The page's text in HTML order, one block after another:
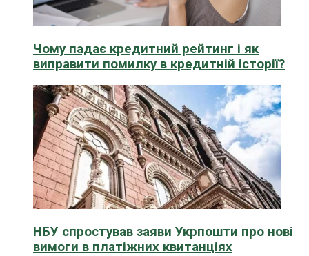
Чому падає кредитний рейтинг і як
виправити помилку в кредитній історії?
НБУ спростував заяви Укрпошти про нові
вимоги в платіжних квитанціях